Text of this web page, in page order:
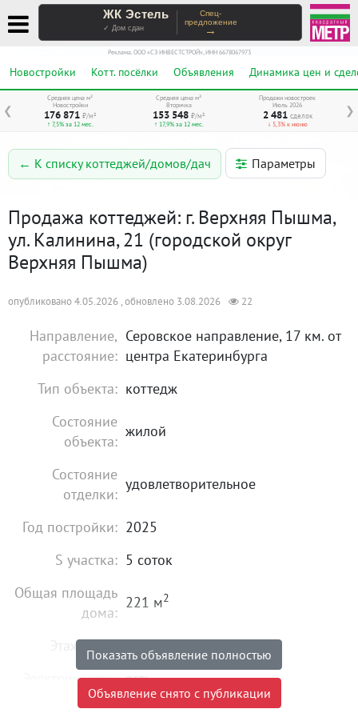
ЖК Эстель
✓ Дом сдан
Спец-
предложение
→
Реклама. ООО «СЗ ИНВЕСТСТРОЙ», ИНН 6678067973
Новостройки Котт. посёлки Объявления Динамика цен и
❮ ❯
Средняя цена м²
Новостройки
176 871 ₽/м²
↑ 7,5% за 12 мес.
Средняя цена м²
Вторичка
153 548 ₽/м²
↑ 17,9% за 12 мес.
Продажи новостроек
Июль 2026
2 481 сделок
↓ 5,3% к июню
← К списку коттеджей/домов/дач Параметры
Продажа коттеджей: г. Верхняя Пышма,
ул. Калинина, 21 (городской округ
Верхняя Пышма)
опубликовано 4.05.2026 , обновлено 3.08.2026 22
Направление,
расстояние:
Серовское направление, 17 км. от
центра Екатеринбурга
Тип объекта: коттедж
Состояние
объекта:
жилой
Состояние
отделки:
удовлетворительное
Год постройки: 2025
S участка: 5 соток
Общая площадь
дома:
221 м2
Этажность: 2
Электричество: есть
Водоснабжение: есть
Показать объявление полностью
Объявление снято с публикации